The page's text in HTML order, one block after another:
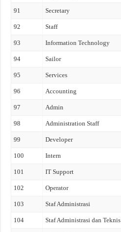
91 Secretary
92 Staff
93 Information Technology
94 Sailor
95 Services
96 Accounting
97 Admin
98 Administration Staff
99 Developer
100 Intern
101 IT Support
102 Operator
103 Staf Administrasi
104 Staf Administrasi dan Teknis